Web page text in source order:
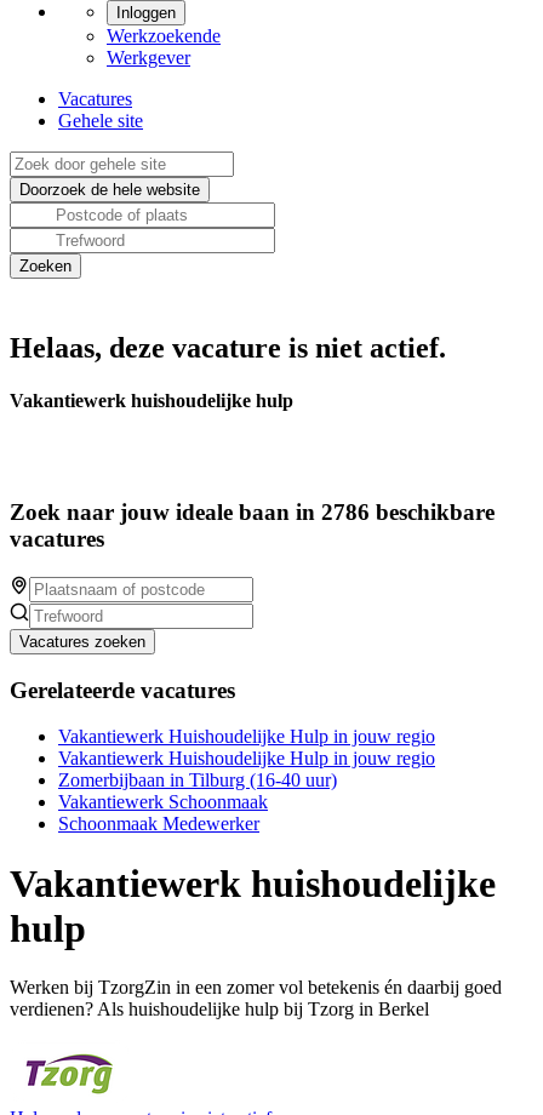
Inloggen
Werkzoekende
Werkgever
Vacatures
Gehele site
Helaas, deze vacature is niet actief.
Vakantiewerk huishoudelijke hulp
Zoek naar jouw ideale baan in 2786 beschikbare
vacatures
Vacatures zoeken
Gerelateerde vacatures
Vakantiewerk Huishoudelijke Hulp in jouw regio
Vakantiewerk Huishoudelijke Hulp in jouw regio
Zomerbijbaan in Tilburg (16-40 uur)
Vakantiewerk Schoonmaak
Schoonmaak Medewerker
Vakantiewerk huishoudelijke
hulp
Werken bij TzorgZin in een zomer vol betekenis én daarbij goed
verdienen? Als huishoudelijke hulp bij Tzorg in Berkel